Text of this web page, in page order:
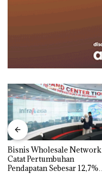
Bisnis Wholesale Network
Catat Pertumbuhan
Pendapatan Sebesar 12,7%